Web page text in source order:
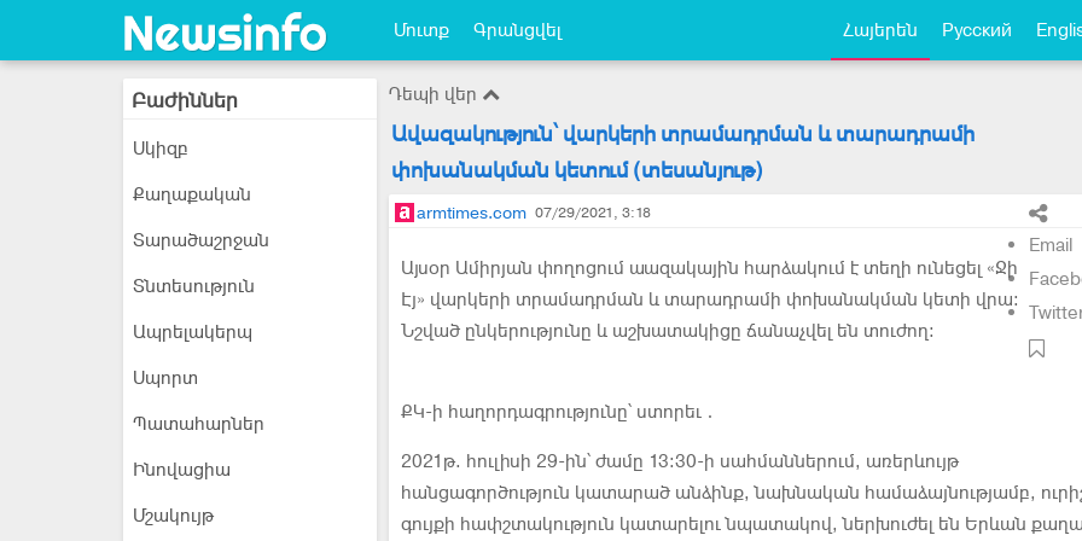
Մուտք Գրանցվել Հայերեն Русский
Բաժիններ
Սկիզբ
Քաղաքական
Տարածաշրջան
Տնտեսություն
Ապրելակերպ
Սպորտ
Պատահարներ
Ինովացիա
Մշակույթ
Դեպի վեր
Ավազակություն՝ վարկերի տրամադրման և տարադրամի
փոխանակման կետում (տեսանյութ)
armtimes.com 07/29/2021, 3:18
Email
Այսօր Ամիրյան փողոցում աազակային հարձակում է տեղի ունեցել «Ջի
Էյ» վարկերի տրամադրման և տարադրամի փոխանակման կետի վրա։
Նշված ընկերությունը և աշխատակիցը ճանաչվել են տուժող:
ՔԿ-ի հաղորդագրությունը՝ ստորեւ․
2021թ. հուլիսի 29-ին՝ ժամը 13:30-ի սահմաններում, առերևույթ
հանցագործություն կատարած անձինք, նախնական համաձայնությամբ,
գույքի հափշտակություն կատարելու նպատակով, ներխուժել են Երևան